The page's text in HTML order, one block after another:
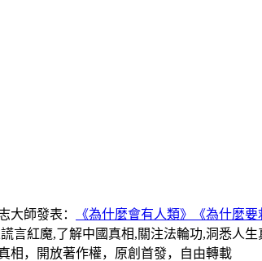
大師發表： 《為什麼會有人類》 《為什麼要
言紅魔,了解中國真相,關注法輪功,洞悉人
相，開放著作權，原創首發，自由轉載